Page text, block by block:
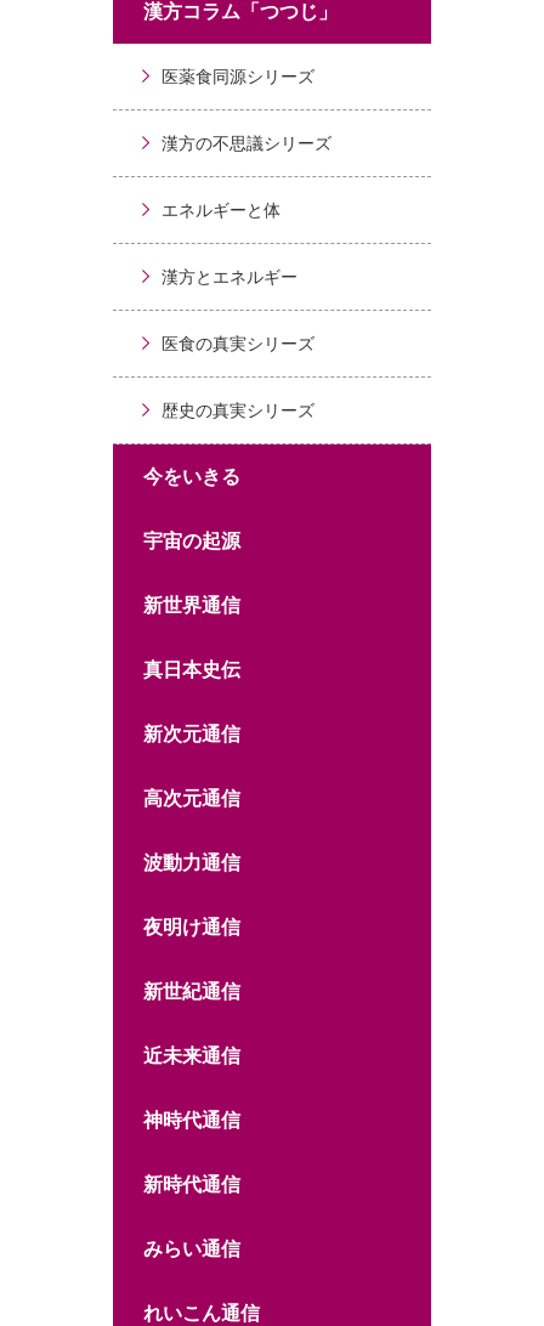
漢方コラム「つつじ」
医薬食同源シリーズ
漢方の不思議シリーズ
エネルギーと体
漢方とエネルギー
医食の真実シリーズ
歴史の真実シリーズ
今をいきる
宇宙の起源
新世界通信
真日本史伝
新次元通信
高次元通信
波動力通信
夜明け通信
新世紀通信
近未来通信
神時代通信
新時代通信
みらい通信
れいこん通信